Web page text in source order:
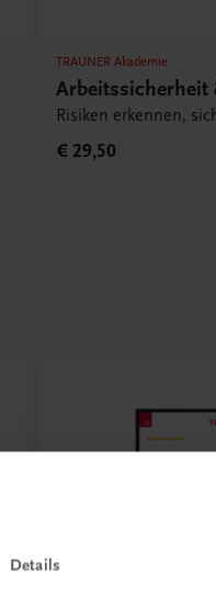
Details
TRAUNER Akademie
Arbeitssicherheit
Risiken erkennen,
€ 29,50